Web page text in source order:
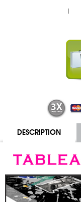
|
DESCRIPTION